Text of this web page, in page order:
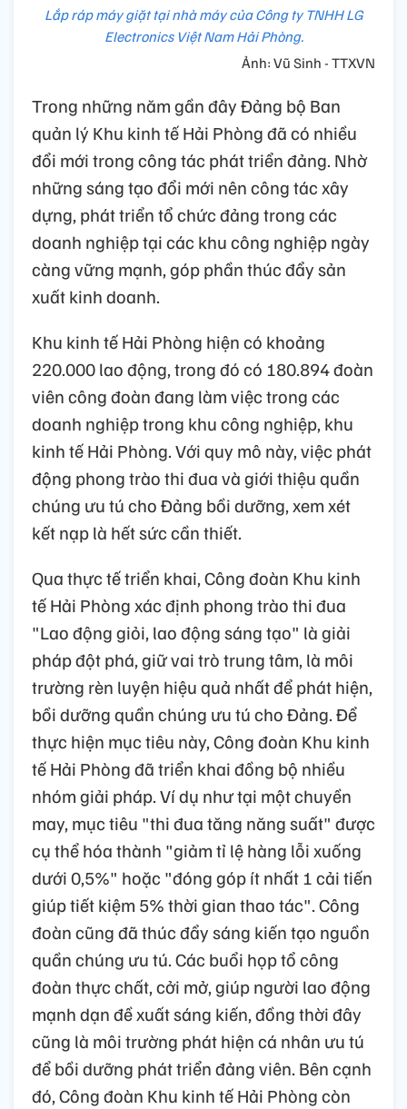
Lắp ráp máy giặt tại nhà máy của Công ty TNHH LG
Electronics Việt Nam Hải Phòng.
Ảnh: Vũ Sinh - TTXVN
Trong những năm gần đây Đảng bộ Ban
quản lý Khu kinh tế Hải Phòng đã có nhiều
đổi mới trong công tác phát triển đảng. Nhờ
những sáng tạo đổi mới nên công tác xây
dựng, phát triển tổ chức đảng trong các
doanh nghiệp tại các khu công nghiệp ngày
càng vững mạnh, góp phần thúc đẩy sản
xuất kinh doanh.
Khu kinh tế Hải Phòng hiện có khoảng
220.000 lao động, trong đó có 180.894 đoàn
viên công đoàn đang làm việc trong các
doanh nghiệp trong khu công nghiệp, khu
kinh tế Hải Phòng. Với quy mô này, việc phát
động phong trào thi đua và giới thiệu quần
chúng ưu tú cho Đảng bồi dưỡng, xem xét
kết nạp là hết sức cần thiết.
Qua thực tế triển khai, Công đoàn Khu kinh
tế Hải Phòng xác định phong trào thi đua
"Lao động giỏi, lao động sáng tạo" là giải
pháp đột phá, giữ vai trò trung tâm, là môi
trường rèn luyện hiệu quả nhất để phát hiện,
bồi dưỡng quần chúng ưu tú cho Đảng. Để
thực hiện mục tiêu này, Công đoàn Khu kinh
tế Hải Phòng đã triển khai đồng bộ nhiều
nhóm giải pháp. Ví dụ như tại một chuyền
may, mục tiêu "thi đua tăng năng suất" được
cụ thể hóa thành "giảm tỉ lệ hàng lỗi xuống
dưới 0,5%" hoặc "đóng góp ít nhất 1 cải tiến
giúp tiết kiệm 5% thời gian thao tác". Công
đoàn cũng đã thúc đẩy sáng kiến tạo nguồn
quần chúng ưu tú. Các buổi họp tổ công
đoàn thực chất, cởi mở, giúp người lao động
mạnh dạn đề xuất sáng kiến, đồng thời đây
cũng là môi trường phát hiện cá nhân ưu tú
để bồi dưỡng phát triển đảng viên. Bên cạnh
đó, Công đoàn Khu kinh tế Hải Phòng còn